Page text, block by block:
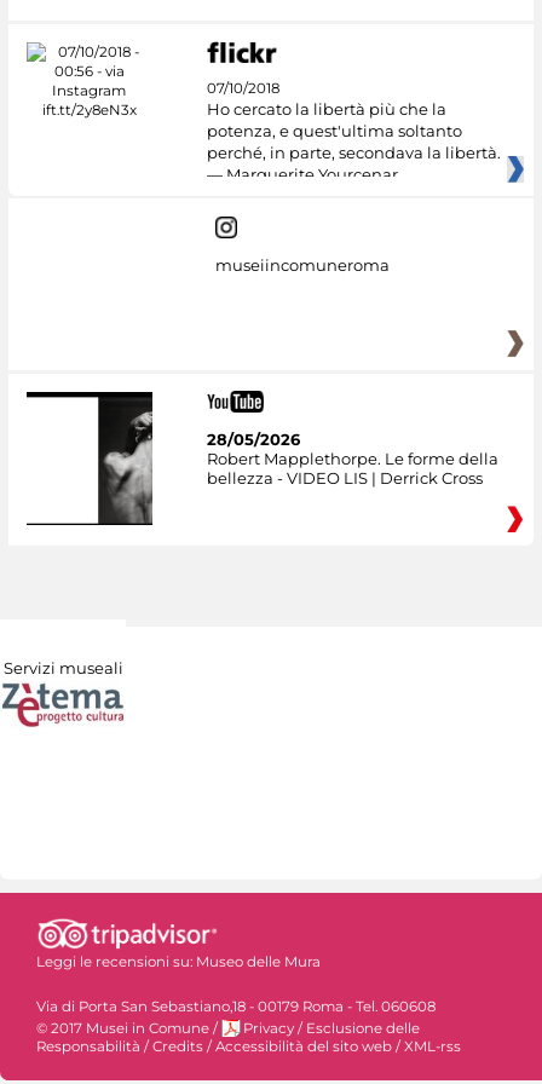
07/10/2018
Ho cercato la libertà più che la
potenza, e quest'ultima soltanto
perché, in parte, secondava la libertà.
— Marguerite Yourcenar
museiincomuneroma
28/05/2026
Robert Mapplethorpe. Le forme della
bellezza - VIDEO LIS | Derrick Cross
Servizi museali
Leggi le recensioni su: Museo delle Mura
Via di Porta San Sebastiano,18 - 00179 Roma - Tel. 060608
© 2017 Musei in Comune / Privacy / Esclusione delle
Responsabilità / Credits / Accessibilità del sito web / XML-rss